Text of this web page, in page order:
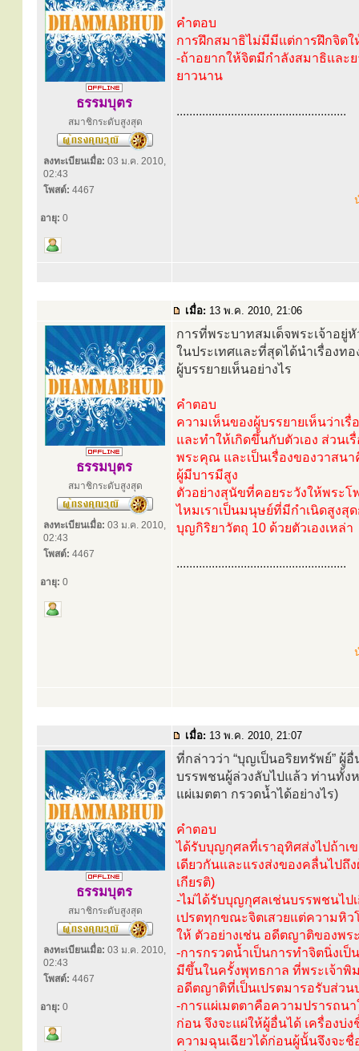
ธรรมบุตร
สมาชิกระดับสูงสุด
ลงทะเบียนเมื่อ: 03 ม.ค. 2010,
02:43
โพสต์: 4467
อายุ: 0
คำตอบ
การฝึกสมาธิไม่มีมีแต่การฝึกจิต
-ถ้าอยากให้จิตมีกำลังสมาธิและ
ยาวนาน
.....................................................
เมื่อ: 13 พ.ค. 2010, 21:06
ธรรมบุตร
สมาชิกระดับสูงสุด
ลงทะเบียนเมื่อ: 03 ม.ค. 2010,
02:43
โพสต์: 4467
อายุ: 0
การที่พระบาทสมเด็จพระเจ้าอยู่
ในประเทศและที่สุดได้นำเรื่องท
ผู้บรรยายเห็นอย่างไร
คำตอบ
ความเห็นของผู้บรรยายเห็นว่าเ
และทำให้เกิดขึ้นกับตัวเอง ส่วน
พระคุณ และเป็นเรื่องของวาสน
ผู้มีบารมีสูง
ตัวอย่างสุนัขที่คอยระวังให้พระโ
ไหมเราเป็นมนุษย์ที่มีกำเนิดสูงสุ
บุญกิริยาวัตถุ 10 ด้วยตัวเองเหล่า
.....................................................
เมื่อ: 13 พ.ค. 2010, 21:07
ธรรมบุตร
สมาชิกระดับสูงสุด
ลงทะเบียนเมื่อ: 03 ม.ค. 2010,
02:43
โพสต์: 4467
อายุ: 0
ที่กล่าวว่า “บุญเป็นอริยทรัพย์” ผู้
บรรพชนผู้ล่วงลับไปแล้ว ท่านทั้ง
แผ่เมตตา กรวดน้ำได้อย่างไร)
คำตอบ
ได้รับบุญกุศลที่เราอุทิศส่งไปถ้า
เดียวกันและแรงส่งของคลื่นไปถึ
เกียรติ)
-ไม่ได้รับบุญกุศลเช่นบรรพชนไ
เปรตทุกขณะจิตเสวยแต่ความหิ
ให้ ตัวอย่างเช่น อดีตญาติของพร
-การกรวดน้ำเป็นการทำจิตนิ่งเ
มีขึ้นในครั้งพุทธกาล ที่พระเจ้า
อดีตญาติที่เป็นเปรตมารอรับส่ว
-การแผ่เมตตาคือความปรารถ
ก่อน จึงจะแผ่ให้ผู้อื่นได้ เครื่องบ่
ความฉุนเฉียวได้ก่อนผู้นั้นจึงจะชื่